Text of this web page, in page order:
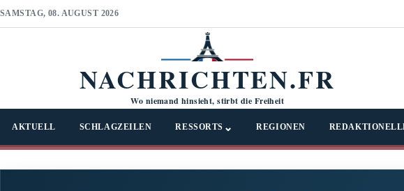
SAMSTAG, 08. AUGUST 2026
NACHRICHTEN.FR
Wo niemand hinsieht, stirbt die Freiheit
AKTUELL SCHLAGZEILEN RESSORTS ⌄ REGIONEN